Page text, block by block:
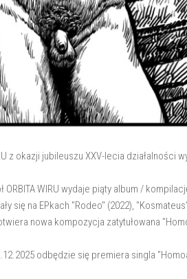
z okazji jubileuszu XXV-lecia
ORBITA WIRU wydaje piąty album /
się na EPkach "Rodeo" (2022),
nowa kompozycja zatytułowana
odbędzie się premiera singla